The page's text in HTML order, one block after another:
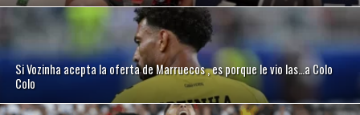
Si Vozinha acepta la oferta de Marruecos , es porque le vio las…a Colo
Colo